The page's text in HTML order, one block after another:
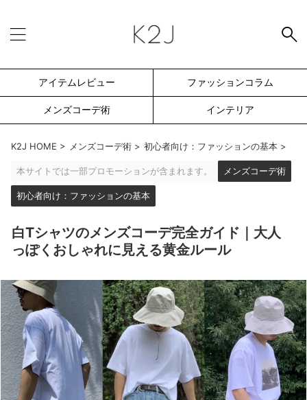
KEYWORD -キーワードで検索-
810s (5) Hender Scheme (7)
おすすめランキング(48) アディダス(35)
アイテムレビュー ファッションコラム
メンズコーデ術 インテリア
K2J HOME > メンズコーデ術 > 初心者向け：ファッションの基本 >
本サイトでは一部プロモーションが含まれます。 メンズコーデ術
初心者向け：ファッションの基本
白Tシャツのメンズコーデ完全ガイド｜大人
っぽくおしゃれに見える黄金ルール